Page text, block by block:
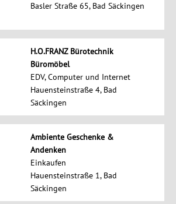
Basler Straße 65, Bad Säckingen
H.O.FRANZ Bürotechnik
Büromöbel
EDV, Computer und Internet
Hauensteinstraße 4, Bad
Säckingen
Ambiente Geschenke &
Andenken
Einkaufen
Hauensteinstraße 1, Bad
Säckingen